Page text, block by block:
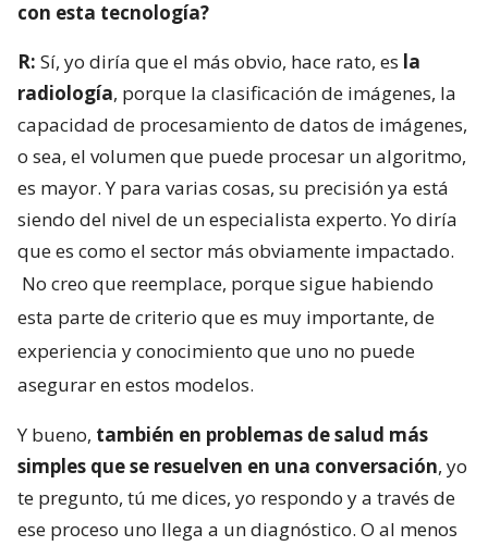
con esta tecnología?
R: Sí, yo diría que el más obvio, hace rato, es la
radiología, porque la clasificación de imágenes, la
capacidad de procesamiento de datos de imágenes,
o sea, el volumen que puede procesar un algoritmo,
es mayor. Y para varias cosas, su precisión ya está
siendo del nivel de un especialista experto. Yo diría
que es como el sector más obviamente impactado.
No creo que reemplace, porque sigue habiendo
esta parte de criterio que es muy importante, de
experiencia y conocimiento que uno no puede
asegurar en estos modelos.
Y bueno, también en problemas de salud más
simples que se resuelven en una conversación, yo
te pregunto, tú me dices, yo respondo y a través de
ese proceso uno llega a un diagnóstico. O al menos